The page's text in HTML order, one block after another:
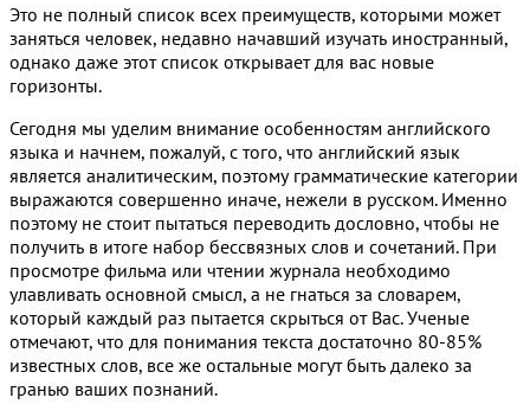
Это не полный список всех преимуществ, которыми может
заняться человек, недавно начавший изучать иностранный,
однако даже этот список открывает для вас новые
горизонты.
Сегодня мы уделим внимание особенностям английского
языка и начнем, пожалуй, с того, что английский язык
является аналитическим, поэтому грамматические категории
выражаются совершенно иначе, нежели в русском. Именно
поэтому не стоит пытаться переводить дословно, чтобы не
получить в итоге набор бессвязных слов и сочетаний. При
просмотре фильма или чтении журнала необходимо
улавливать основной смысл, а не гнаться за словарем,
который каждый раз пытается скрыться от Вас. Ученые
отмечают, что для понимания текста достаточно 80-85%
известных слов, все же остальные могут быть далеко за
гранью ваших познаний.